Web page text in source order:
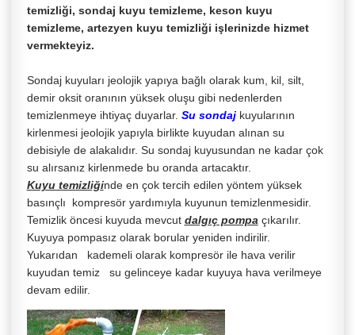
temizliği, sondaj kuyu temizleme, keson kuyu
temizleme, artezyen kuyu temizliği işlerinizde hizmet
vermekteyiz.
Sondaj kuyuları jeolojik yapıya bağlı olarak kum, kil, silt,
demir oksit oranının yüksek oluşu gibi nedenlerden
temizlenmeye ihtiyaç duyarlar. Su sondaj kuyularının
kirlenmesi jeolojik yapıyla birlikte kuyudan alınan su
debisiyle de alakalıdır. Su sondaj kuyusundan ne kadar çok
su alırsanız kirlenmede bu oranda artacaktır.
Kuyu temizliğinde en çok tercih edilen yöntem yüksek
basınçlı kompresör yardımıyla kuyunun temizlenmesidir.
Temizlik öncesi kuyuda mevcut dalgıç pompa çıkarılır.
Kuyuya pompasız olarak borular yeniden indirilir.
Yukarıdan kademeli olarak kompresör ile hava verilir
kuyudan temiz su gelinceye kadar kuyuya hava verilmeye
devam edilir.